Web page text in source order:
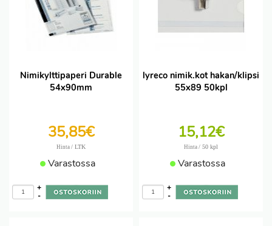
Nimikylttipaperi Durable
54x90mm
35,85€
Hinta / LTK
Varastossa
-
+
lyreco nimik.kot hakan/klipsi
55x89 50kpl
15,12€
Hinta / 50 kpl
Varastossa
-
+